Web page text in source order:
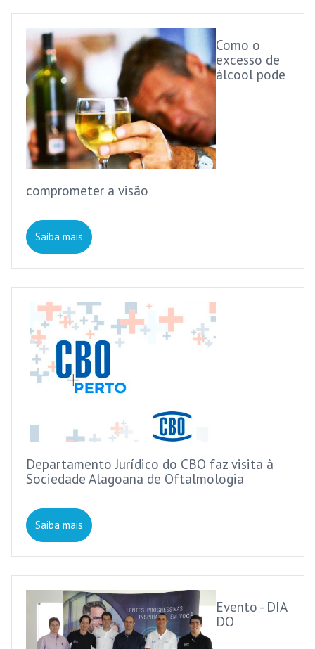
Como o
excesso de
álcool pode
comprometer a visão
Saiba mais
Departamento Jurídico do CBO faz visita à
Sociedade Alagoana de Oftalmologia
Saiba mais
Evento - DIA
DO